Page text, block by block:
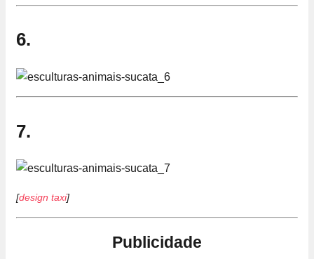
6.
7.
[design taxi]
Publicidade